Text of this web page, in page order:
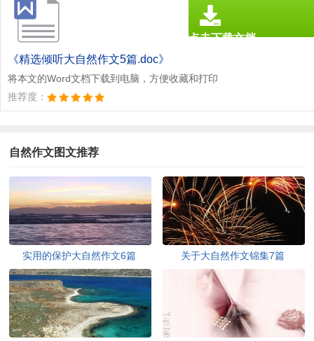
《精选倾听大自然作文5篇.doc》
将本文的Word文档下载到电脑，方便收藏和打印
推荐度：
点击下载文档
自然作文图文推荐
实用的保护大自然作文6篇 关于大自然作文锦集7篇